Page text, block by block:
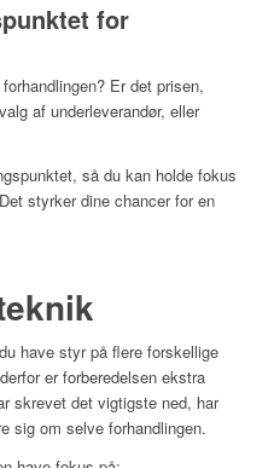
for
Er det prisen,
af underleverandør, eller
så du kan holde fokus
styrker dine chancer for en
have styr på flere forskellige
er forberedelsen ekstra
skrevet det vigtigste ned, har
sig om selve forhandlingen.